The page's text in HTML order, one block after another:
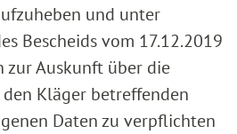
und unter
Bescheids vom 17.12.2019
zur Auskunft über die
Kläger betreffenden
Daten zu verpflichten